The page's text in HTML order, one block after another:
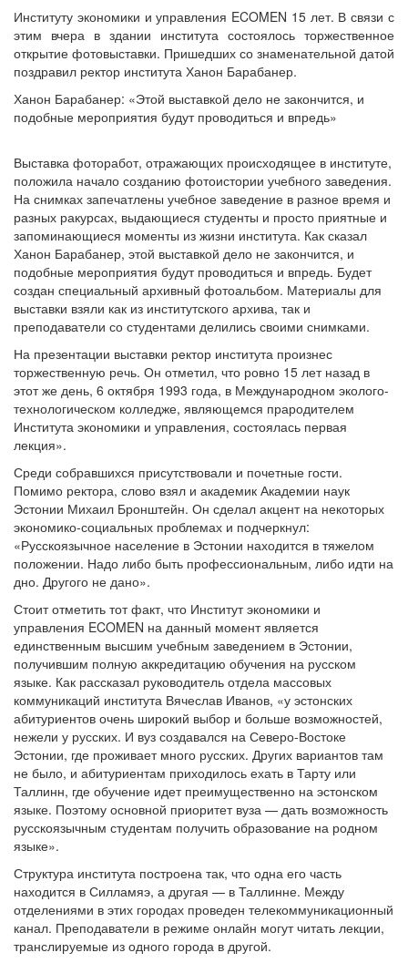
Институту экономики и управления ECOMEN 15 лет. В связи с
этим вчера в здании института состоялось торжественное
открытие фотовыставки. Пришедших со знаменательной датой
поздравил ректор института Ханон Барабанер.
Ханон Барабанер: «Этой выставкой дело не закончится, и
подобные мероприятия будут проводиться и впредь»
Выставка фоторабот, отражающих происходящее в институте,
положила начало созданию фотоистории учебного заведения.
На снимках запечатлены учебное заведение в разное время и
разных ракурсах, выдающиеся студенты и просто приятные и
запоминающиеся моменты из жизни института. Как сказал
Ханон Барабанер, этой выставкой дело не закончится, и
подобные мероприятия будут проводиться и впредь. Будет
создан специальный архивный фотоальбом. Материалы для
выставки взяли как из институтского архива, так и
преподаватели со студентами делились своими снимками.
На презентации выставки ректор института произнес
торжественную речь. Он отметил, что ровно 15 лет назад в
этот же день, 6 октября 1993 года, в Международном эколого-
технологическом колледже, являющемся прародителем
Института экономики и управления, состоялась первая
лекция».
Среди собравшихся присутствовали и почетные гости.
Помимо ректора, слово взял и академик Академии наук
Эстонии Михаил Бронштейн. Он сделал акцент на некоторых
экономико-социальных проблемах и подчеркнул:
«Русскоязычное население в Эстонии находится в тяжелом
положении. Надо либо быть профессиональным, либо идти на
дно. Другого не дано».
Стоит отметить тот факт, что Институт экономики и
управления ECOMEN на данный момент является
единственным высшим учебным заведением в Эстонии,
получившим полную аккредитацию обучения на русском
языке. Как рассказал руководитель отдела массовых
коммуникаций института Вячеслав Иванов, «у эстонских
абитуриентов очень широкий выбор и больше возможностей,
нежели у русских. И вуз создавался на Северо-Востоке
Эстонии, где проживает много русских. Других вариантов там
не было, и абитуриентам приходилось ехать в Тарту или
Таллинн, где обучение идет преимущественно на эстонском
языке. Поэтому основной приоритет вуза — дать возможность
русскоязычным студентам получить образование на родном
языке».
Структура института построена так, что одна его часть
находится в Силламяэ, а другая — в Таллинне. Между
отделениями в этих городах проведен телекоммуникационный
канал. Преподаватели в режиме онлайн могут читать лекции,
транслируемые из одного города в другой.